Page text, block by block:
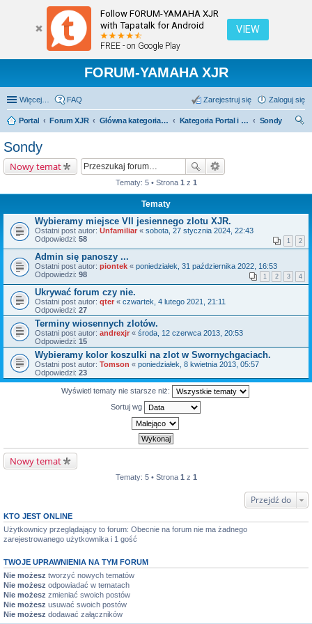
Follow FORUM-YAMAHA XJR
with Tapatalk for Android
FREE - on Google Play
VIEW
FORUM-YAMAHA XJR
Więcej… FAQ Zaloguj się
Zarejestruj się
Portal Forum XJR Główna kategoria forum Kategoria Portal i Sondy
Sondy
Sondy
Nowy temat
Tematy: 5 • Strona 1 z 1
Tematy
Wybieramy miejsce VII jesiennego zlotu XJR.
Ostatni post autor: Unfamiliar « sobota, 27 stycznia 2024, 22:43
Odpowiedzi: 58 1 2
Admin się panoszy ...
Ostatni post autor: piontek « poniedziałek, 31 października 2022, 16:53
Odpowiedzi: 98 1 2 3 4
Ukrywać forum czy nie.
Ostatni post autor: qter « czwartek, 4 lutego 2021, 21:11
Odpowiedzi: 27
Terminy wiosennych zlotów.
Ostatni post autor: andrexjr « środa, 12 czerwca 2013, 20:53
Odpowiedzi: 15
Wybieramy kolor koszulki na zlot w Swornychgaciach.
Ostatni post autor: Tomson « poniedziałek, 8 kwietnia 2013, 05:57
Odpowiedzi: 23
Wyświetl tematy nie starsze niż:
Sortuj wg
Nowy temat
Tematy: 5 • Strona 1 z 1
Przejdź do
KTO JEST ONLINE
Użytkownicy przeglądający to forum: Obecnie na forum nie ma żadnego
zarejestrowanego użytkownika i 1 gość
TWOJE UPRAWNIENIA NA TYM FORUM
Nie możesz tworzyć nowych tematów
Nie możesz odpowiadać w tematach
Nie możesz zmieniać swoich postów
Nie możesz usuwać swoich postów
Nie możesz dodawać załączników